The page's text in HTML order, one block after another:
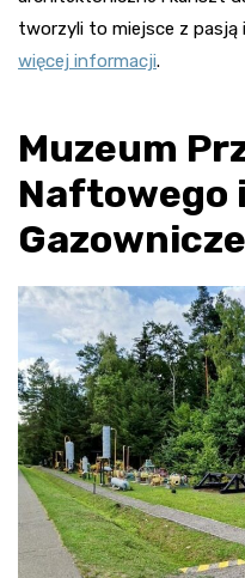
tworzyli to miejsce z pasją
więcej informacji.
Muzeum
Naftowego i